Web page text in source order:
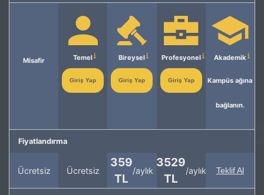
Misafir Temel
Giriş Yap
Bireysel
Giriş Yap
Profesyonel
Giriş Yap
Akademik
Kampüs ağına
bağlanın.
Fiyatlandırma
Ücretsiz Ücretsiz
359
TL
/aylık
3529
TL
/aylık Teklif Al